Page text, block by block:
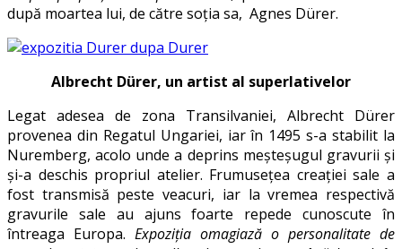
după moartea lui, de către soția sa, Agnes Dürer.
Albrecht Dürer, un artist al superlativelor
Legat adesea de zona Transilvaniei, Albrecht Dürer
provenea din Regatul Ungariei, iar în 1495 s-a stabilit la
Nuremberg, acolo unde a deprins meșteșugul gravurii și
și-a deschis propriul atelier. Frumusețea creației sale a
fost transmisă peste veacuri, iar la vremea respectivă
gravurile sale au ajuns foarte repede cunoscute în
întreaga Europa. Expoziția omagiază o personalitate de